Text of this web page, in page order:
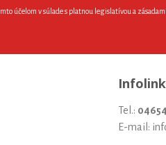
účelom v súlade s platnou legislatívou a
Tel.:
E-mail: